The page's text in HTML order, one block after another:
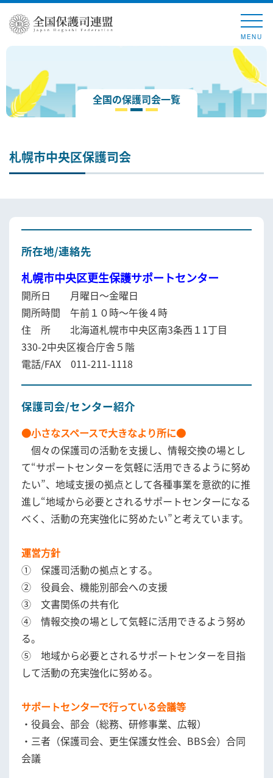
MENU
全国の保護司会一覧
札幌市中央区保護司会
所在地/連絡先
札幌市中央区更生保護サポートセンター
開所日 月曜日～金曜日
開所時間 午前１０時～午後４時
住 所 北海道札幌市中央区南3条西１1丁目
330-2中央区複合庁舎５階
電話/FAX 011-211-1118
保護司会/センター紹介
●小さなスペースで大きなより所に●
個々の保護司の活動を支援し、情報交換の場とし
て“サポートセンターを気軽に活用できるように努め
たい”、地域支援の拠点として各種事業を意欲的に推
進し“地域から必要とされるサポートセンターになる
べく、活動の充実強化に努めたい”と考えています。
運営方針
① 保護司活動の拠点とする。
② 役員会、機能別部会への支援
③ 文書関係の共有化
④ 情報交換の場として気軽に活用できるよう努め
る。
⑤ 地域から必要とされるサポートセンターを目指
して活動の充実強化に努める。
サポートセンターで行っている会議等
・役員会、部会（総務、研修事業、広報）
・三者（保護司会、更生保護女性会、BBS会）合同
会議